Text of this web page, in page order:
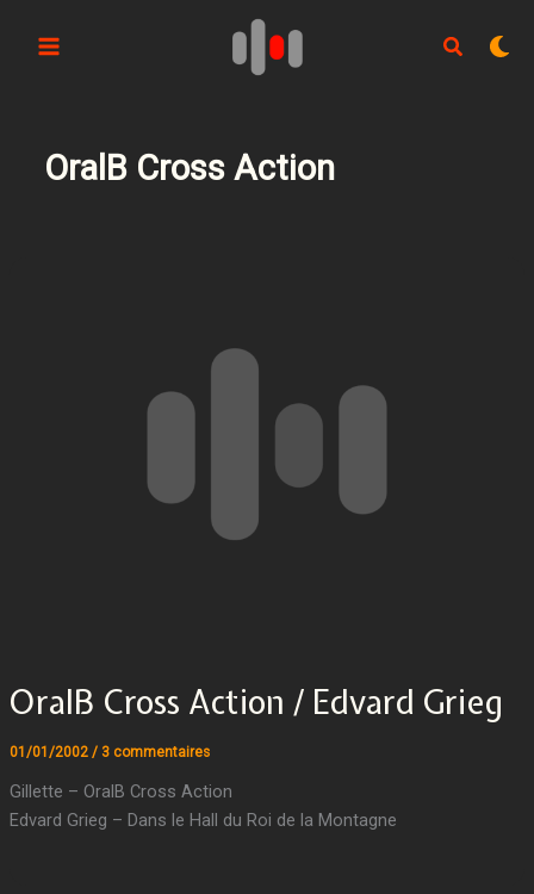
OralB Cross Action
OralB Cross Action / Edvard Grieg
01/01/2002 / 3 commentaires
Gillette – OralB Cross Action
Edvard Grieg – Dans le Hall du Roi de la Montagne